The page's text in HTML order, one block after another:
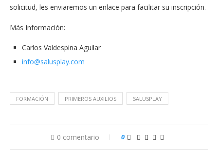
solicitud, les enviaremos un enlace para facilitar su inscripción.
Más Información:
Carlos Valdespina Aguilar
info@salusplay.com
FORMACIÓN PRIMEROS AUXILIOS SALUSPLAY
0 comentario 0